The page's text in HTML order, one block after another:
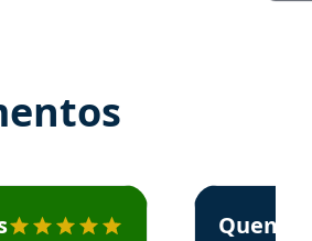
o Aprova Concursos em
Estudante
Quem